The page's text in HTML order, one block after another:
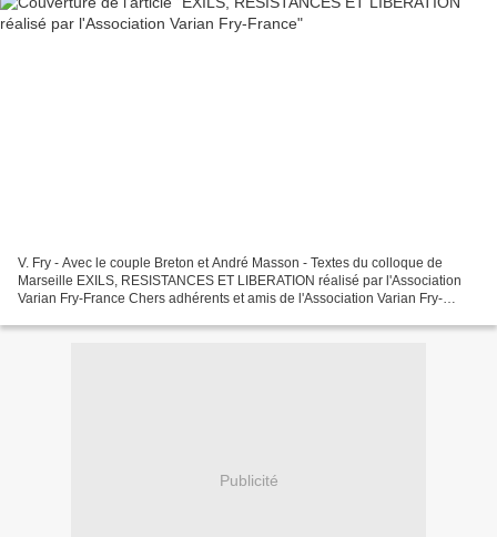
V. Fry - Avec le couple Breton et André Masson - Textes du colloque de
Marseille EXILS, RESISTANCES ET LIBERATION réalisé par l'Association
Varian Fry-France Chers adhérents et amis de l'Association Varian Fry-
Publicité